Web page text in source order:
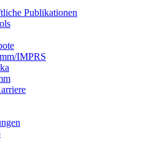
Publikationen
IMPRS